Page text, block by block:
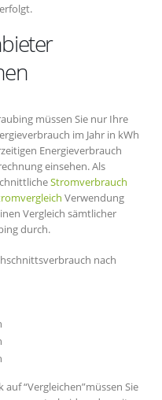
müssen Sie nur Ihre
im Jahr in kWh
Energieverbrauch
einsehen. Als
Stromverbrauch
Verwendung
Vergleich sämtlicher
durch.
nach
“Vergleichen”müssen Sie